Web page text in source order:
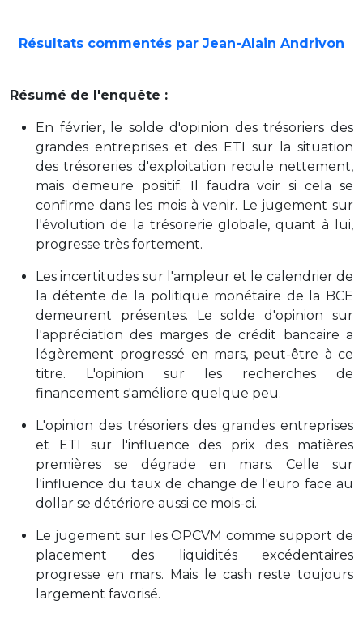
Résultats commentés par Jean-Alain Andrivon
Résumé de l'enquête :
En février, le solde d'opinion des trésoriers des
grandes entreprises et des ETI sur la situation
des trésoreries d'exploitation recule nettement,
mais demeure positif. Il faudra voir si cela se
confirme dans les mois à venir. Le jugement sur
l'évolution de la trésorerie globale, quant à lui,
progresse très fortement.
Les incertitudes sur l'ampleur et le calendrier de
la détente de la politique monétaire de la BCE
demeurent présentes. Le solde d'opinion sur
l'appréciation des marges de crédit bancaire a
légèrement progressé en mars, peut-être à ce
titre. L'opinion sur les recherches de
financement s'améliore quelque peu.
L'opinion des trésoriers des grandes entreprises
et ETI sur l'influence des prix des matières
premières se dégrade en mars. Celle sur
l'influence du taux de change de l'euro face au
dollar se détériore aussi ce mois-ci.
Le jugement sur les OPCVM comme support de
placement des liquidités excédentaires
progresse en mars. Mais le cash reste toujours
largement favorisé.